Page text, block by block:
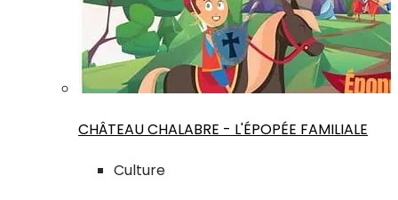
CHÂTEAU CHALABRE - L'ÉPOPÉE FAMILIALE
Culture